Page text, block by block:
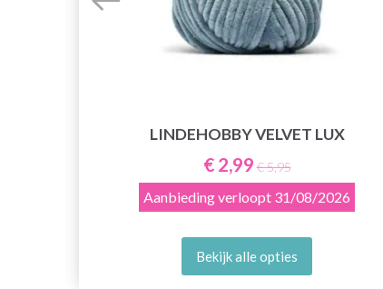
LINDEHOBBY VELVET LUX
€ 2,99 € 5,95
Aanbieding verloopt 31/08/2026
Bekijk alle opties